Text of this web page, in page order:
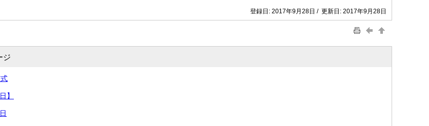
登録日: 2017年9月28日 / 更新日: 2017年9月28日
ジ
】